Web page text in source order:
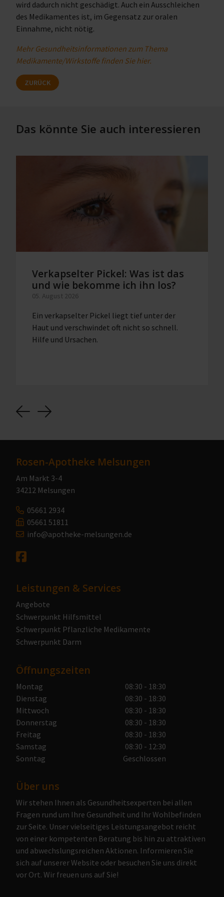
ZURÜCK
wird dadurch nicht geschädigt. Auch ein Ausschleichen
des Medikamentes ist, im Gegensatz zur oralen
Einnahme, nicht nötig.
Mehr Gesundheitsinformationen zum Thema
Medikamente/Wirkstoffe finden Sie hier.
Das könnte Sie auch interessieren
Verkapselter Pickel: Was ist das
und wie bekomme ich ihn los?
05. August 2026
Ein verkapselter Pickel liegt tief unter der
Haut und verschwindet oft nicht so schnell.
Hilfe und Ursachen.
Previous
Next
Rosen-Apotheke Melsungen
Am Markt 3-4
34212 Melsungen
05661 2934
05661 51811
info@apotheke-melsungen.de
Leistungen & Services
Angebote
Schwerpunkt Hilfsmittel
Schwerpunkt Pflanzliche Medikamente
Schwerpunkt Darm
Öffnungszeiten
Montag
08:30 - 18:30
Dienstag
08:30 - 18:30
Mittwoch
08:30 - 18:30
Donnerstag
08:30 - 18:30
Freitag
08:30 - 18:30
Samstag
08:30 - 12:30
Sonntag
Geschlossen
Über uns
Wir stehen Ihnen als Gesundheitsexperten bei allen
Fragen rund um Ihre Gesundheit und Ihr Wohlbefinden
zur Seite. Unser vielseitiges Leistungsangebot reicht
von einer kompetenten Beratung bis hin zu attraktiven
und abwechslungsreichen Aktionen. Informieren Sie
sich auf unserer Website oder besuchen Sie uns direkt
vor Ort. Wir freuen uns auf Sie!